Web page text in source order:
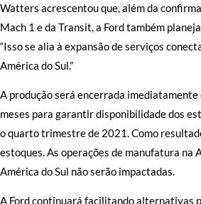
Watters acrescentou que, além da
Mach 1 e da Transit, a Ford também
“Isso se alia à expansão de serviços
América do Sul.”
A produção será encerrada imediatamente
meses para garantir disponibilidade dos
o quarto trimestre de 2021. Como
estoques. As operações de manufatura na
América do Sul não serão impactadas.
A Ford continuará facilitando alternativas